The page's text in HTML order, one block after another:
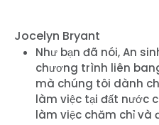
Jocelyn Bryant
Như bạn đã nói, An
chương trình liên
mà chúng tôi dành
làm việc tại đất nước
làm việc chăm chỉ và